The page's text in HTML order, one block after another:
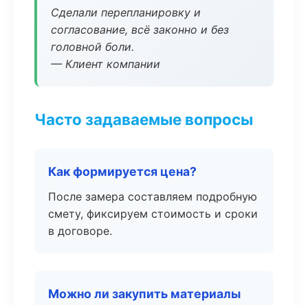
Сделали перепланировку и
согласование, всё законно и без
головной боли.
— Клиент компании
Часто задаваемые вопросы
Как формируется цена?
После замера составляем подробную
смету, фиксируем стоимость и сроки
в договоре.
Можно ли закупить материалы